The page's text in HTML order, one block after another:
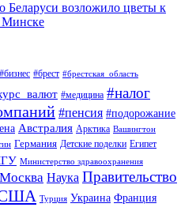
Беларуси возложило цветы к
#бизнес #брест #брестская_область
#медицина #налог
#пенсия #подорожание
Австралия Арктика Вашингтон
Германия Детские поделки Египет
Министерство здравоохранения
Москва Наука Правительство
Турция Украина Франция